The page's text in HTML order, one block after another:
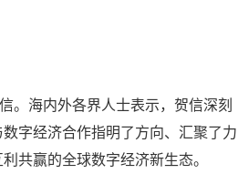
。海内外各界人士表示，贺信深刻
字经济合作指明了方向、汇聚了力
共赢的全球数字经济新生态。